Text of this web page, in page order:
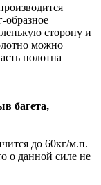
сторону и
можно
полотна
багета,
до 60кг/м.п.
о данной силе не